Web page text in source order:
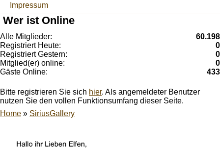
Impressum
Wer ist Online
Alle Mitglieder:
60.198
Registriert Heute:
0
Registriert Gestern:
0
Mitglied(er) online:
0
Gäste Online:
433
Bitte registrieren Sie sich hier. Als angemeldeter Benutzer
nutzen Sie den vollen Funktionsumfang dieser Seite.
Home » SiriusGallery